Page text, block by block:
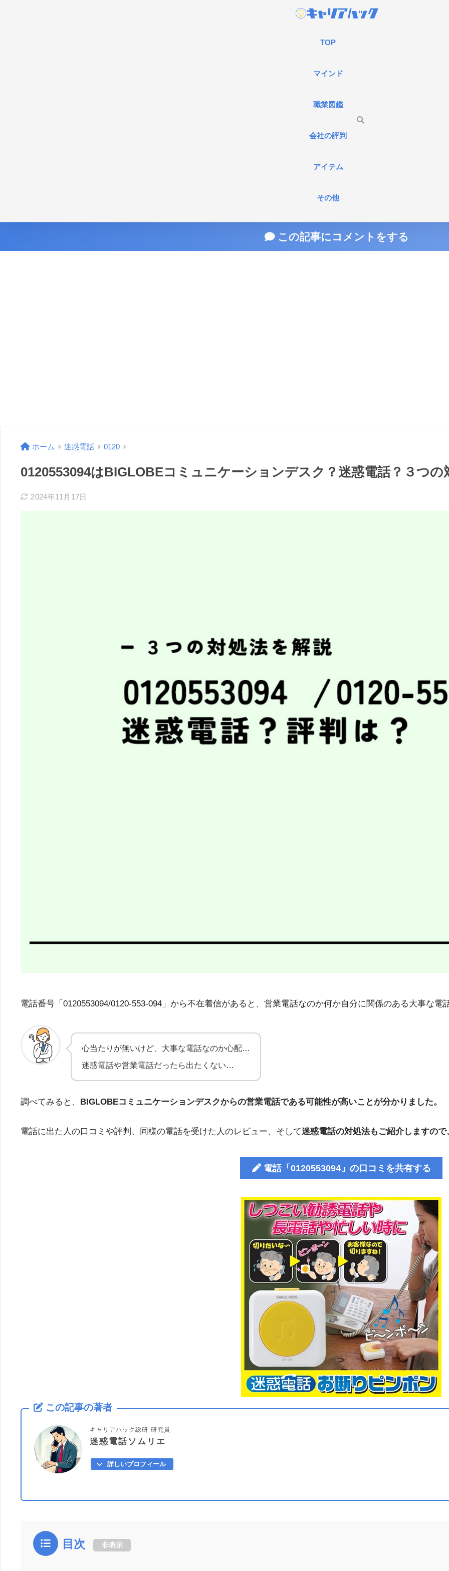
TOP
マインド
職業図鑑
会社の評判
アイテム
その他
この記事にコメントをする
ホーム 迷惑電話 0120
0120553094はBIGLOBEコミュニケーションデスク？迷惑電話？３つの
2024年11月17日
電話番号「0120553094/0120-553-094」から不在着信があると、営業電話なのか何か自分に関係のある大事な
心当たりが無いけど、大事な電話なのか心配…
迷惑電話や営業電話だったら出たくない…
調べてみると、 BIGLOBEコミュニケーションデスクからの営業電話である可能性が高いことが分かりました。
電話に出た人の口コミや評判、同様の電話を受けた人のレビュー、そして迷惑電話の対処法もご紹介しますの
電話「0120553094」の口コミを共有する
この記事の著者
キャリアハック総研-研究員
迷惑電話ソムリエ
詳しいプロフィール
目次 非表示